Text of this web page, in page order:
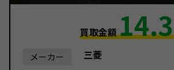
買取金額14.3
メーカー 三菱